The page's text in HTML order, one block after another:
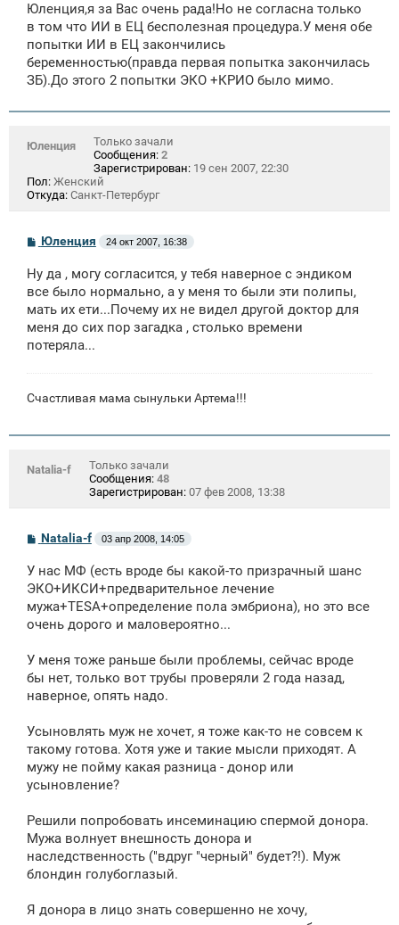
б
щ
н
и
е
Юленция,я за Вас очень рада!Но не согласна только
в том что ИИ в ЕЦ бесполезная процедура.У меня обе
попытки ИИ в ЕЦ закончились
беременностью(правда первая попытка закончилась
ЗБ).До этого 2 попытки ЭКО +КРИО было мимо.
Юленция
Только зачали
Сообщения: 2
Зарегистрирован: 19 сен 2007, 22:30
Пол: Женский
Откуда: Санкт-Петербург
С
б
щ
н
и
Юленция 24 окт 2007, 16:38
Ну да , могу согласится, у тебя наверное с эндиком
все было нормально, а у меня то были эти полипы,
мать их ети...Почему их не видел другой доктор для
меня до сих пор загадка , столько времени
потеряла...
Счастливая мама сынульки Артема!!!
Natalia-f
Только зачали
Сообщения: 48
Зарегистрирован: 07 фев 2008, 13:38
С
б
щ
н
и
Natalia-f 03 апр 2008, 14:05
У нас МФ (есть вроде бы какой-то призрачный шанс
ЭКО+ИКСИ+предварительное лечение
мужа+TESA+определение пола эмбриона), но это все
очень дорого и маловероятно...
У меня тоже раньше были проблемы, сейчас вроде
бы нет, только вот трубы проверяли 2 года назад,
наверное, опять надо.
Усыновлять муж не хочет, я тоже как-то не совсем к
такому готова. Хотя уже и такие мысли приходят. А
мужу не пойму какая разница - донор или
усыновление?
Решили попробовать инсеминацию спермой донора.
Мужа волнует внешность донора и
наследственность ("вдруг "черный" будет?!). Муж
блондин голубоглазый.
Я донора в лицо знать совершенно не хочу,